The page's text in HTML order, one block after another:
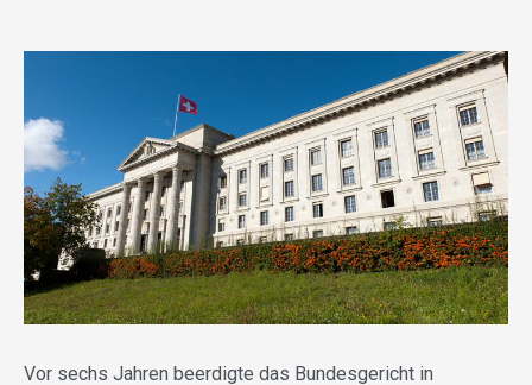
Vor sechs Jahren beerdigte das Bundesgericht in